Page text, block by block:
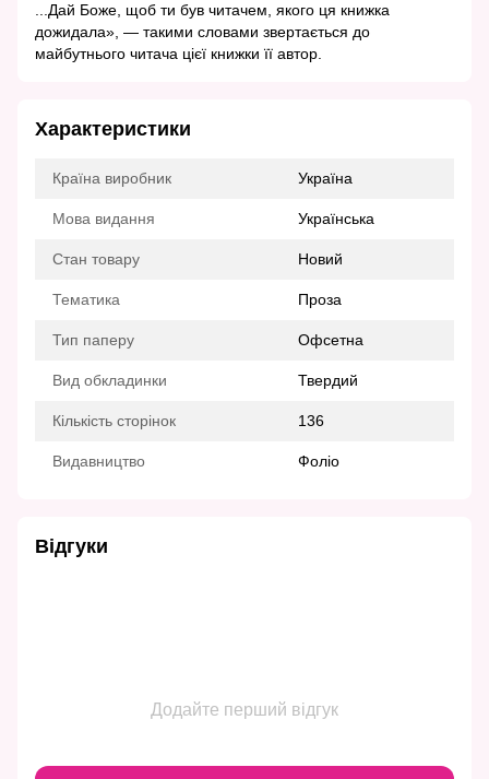
...Дай Боже, щоб ти був читачем, якого ця книжка
дожидала», — такими словами звертається до
майбутнього читача цієї книжки її автор.
Характеристики
Країна виробник Україна
Мова видання Українська
Стан товару Новий
Тематика Проза
Тип паперу Офсетна
Вид обкладинки Твердий
Кількість сторінок 136
Видавництво Фоліо
Відгуки
Додайте перший відгук